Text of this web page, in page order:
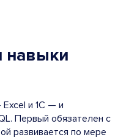
навыки
и 1С — и
Первый обязателен с
развивается по мере